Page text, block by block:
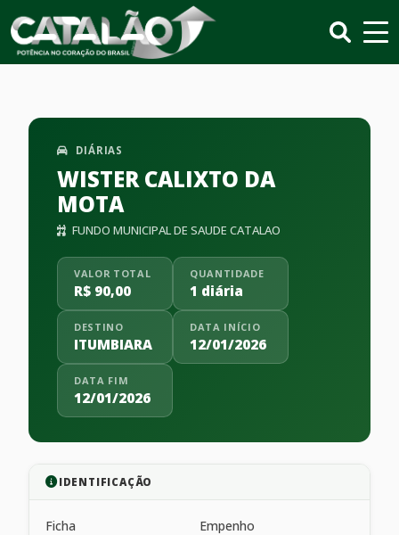
DIÁRIAS
WISTER CALIXTO DA
MOTA
FUNDO MUNICIPAL DE SAUDE CATALAO
VALOR TOTAL
R$ 90,00
QUANTIDADE
1 diária
DESTINO
ITUMBIARA
DATA INÍCIO
12/01/2026
DATA FIM
12/01/2026
IDENTIFICAÇÃO
Ficha Empenho